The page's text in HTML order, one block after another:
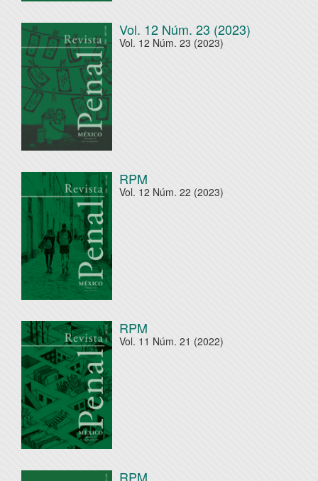
Vol. 12 Núm. 23 (2023)
Vol. 12 Núm. 23 (2023)
RPM
Vol. 12 Núm. 22 (2023)
RPM
Vol. 11 Núm. 21 (2022)
RPM